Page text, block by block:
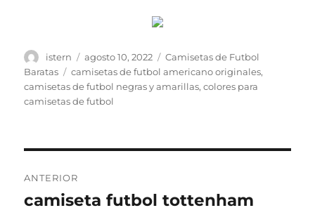
Autor
istern
Publicado
el
agosto 10, 2022 Categorías
Camisetas de Futbol
Baratas
Etiquetas
camisetas de futbol americano originales,
camisetas de futbol negras y amarillas,colores para
camisetas de futbol
de
ANTERIOR
Entrada
camiseta futbol tottenham